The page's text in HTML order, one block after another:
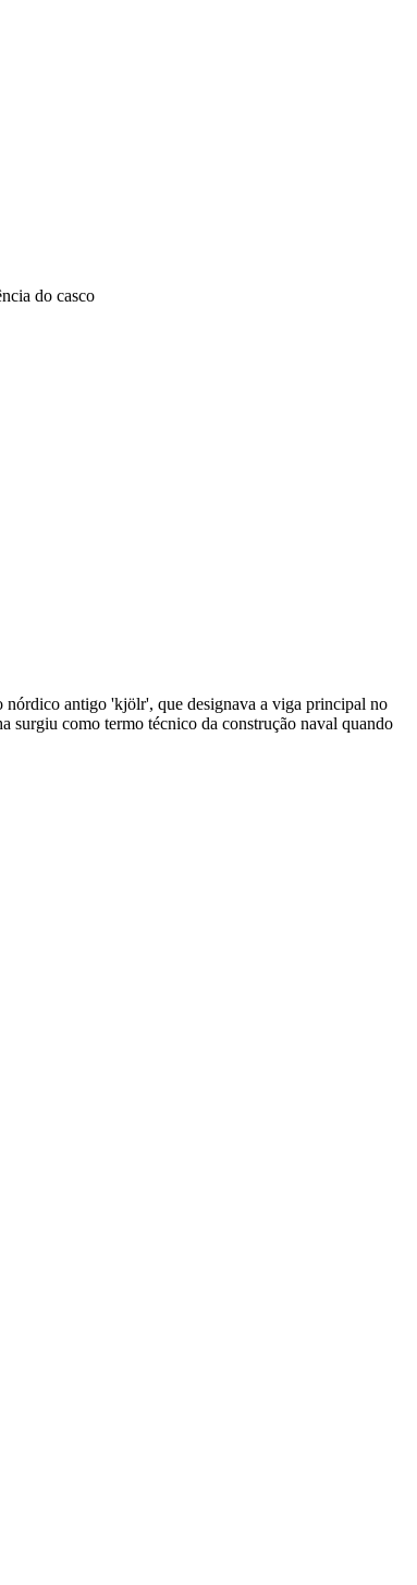
do casco
nórdico antigo 'kjölr', que designava a viga principal no
surgiu como termo técnico da construção naval quando